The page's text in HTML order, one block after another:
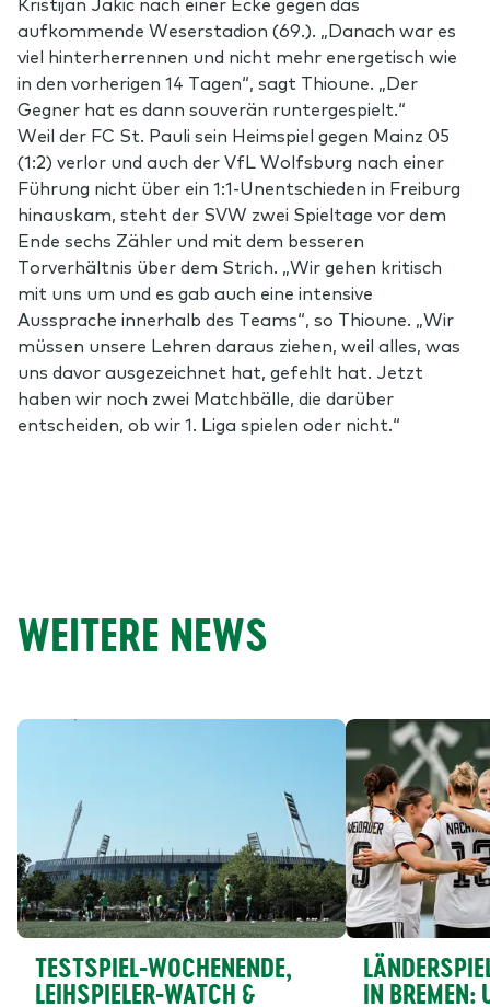
aufkommende Weserstadion (69.). „Danach war es
viel hinterherrennen und nicht mehr energetisch wie
in den vorherigen 14 Tagen“, sagt Thioune. „Der
Gegner hat es dann souverän runtergespielt.“
Weil der FC St. Pauli sein Heimspiel gegen Mainz 05
(1:2) verlor und auch der VfL Wolfsburg nach einer
Führung nicht über ein 1:1-Unentschieden in Freiburg
hinauskam, steht der SVW zwei Spieltage vor dem
Ende sechs Zähler und mit dem besseren
Torverhältnis über dem Strich. „Wir gehen kritisch
mit uns um und es gab auch eine intensive
Aussprache innerhalb des Teams“, so Thioune. „Wir
müssen unsere Lehren daraus ziehen, weil alles, was
uns davor ausgezeichnet hat, gefehlt hat. Jetzt
haben wir noch zwei Matchbälle, die darüber
entscheiden, ob wir 1. Liga spielen oder nicht.“
WEITERE NEWS
TESTSPIEL-WOCHENENDE,
LEIHSPIELER-WATCH & IN BREMEN: